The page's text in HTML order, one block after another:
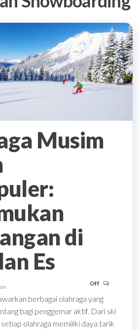
Musim
di
Es
Off
berbagai olahraga yang
bagi penggemar aktif. Dari ski
setiap olahraga memiliki daya tarik